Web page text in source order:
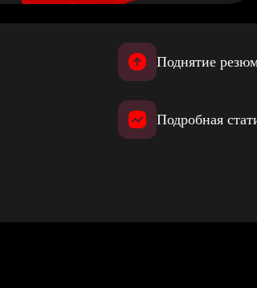
Поднятие
Подробная